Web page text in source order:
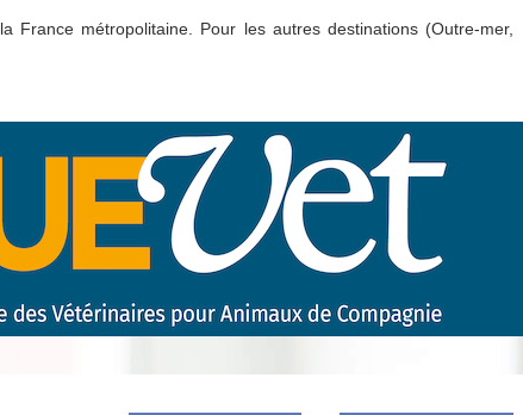
métropolitaine. Pour les autres destinations (Outre-mer,